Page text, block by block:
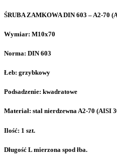
ŚRUBA ZAMKOWA DIN 603 – A2-70
Wymiar: M10x70
Norma: DIN 603
Łeb: grzybkowy
Podsadzenie: kwadratowe
Materiał: stal nierdzewna A2-70 (AISI
Ilość: 1 szt.
Długość L mierzona spod łba.